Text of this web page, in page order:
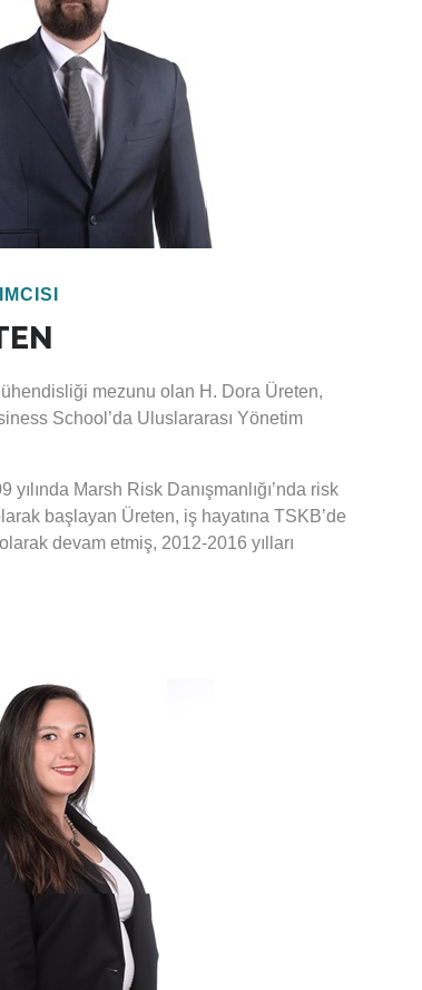
bir kitabın sahibi olan Dr. Kavak,
konulu dört kitabın da
Kavak, uluslararası kuruluşlarla ve kalkınma
da çeşitli düzeylerde çalışma
Escarus’ta görev yapmaktadır.
mezunu olan H. Dora Üreten,
School’da Uluslararası Yönetim
Marsh Risk Danışmanlığı’nda risk
başlayan Üreten, iş hayatına TSKB’de
devam etmiş, 2012-2016 yılları
pozisyonlarda çalışmıştır. 2016-2020
finansal fizibilitelerin hazırlanması,
tasarlanması, uluslararası standartlar
IFC, EBRD, Ekvator Prensipleri, GRI, SASB,
Endeksleri vb.) sürdürülebilirlik
sosyal yönetim sistemlerinin
sürdürülebilirlik odaklı raporlama,
emisyonlarının hesaplanması ve
tecrübe sahibi olan Üreten, farklı
birçok projede çalışmıştır.
Escarus’ta görev yapmaktadır.